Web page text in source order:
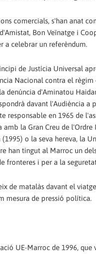
comercials, s'han anat
Bon Veïnatge i
a celebrar un referèndum.
de Justícia Universal
Nacional contra el
denúncia d'Aminatou
davant l'Audiència a
responsable en 1965 de
amb la Gran Creu de
o la seva hereva, la
han tingut al Marroc un
fronteres i per a la
de matalàs davant el
mesura de pressió política.
UE-Marroc de 1996,